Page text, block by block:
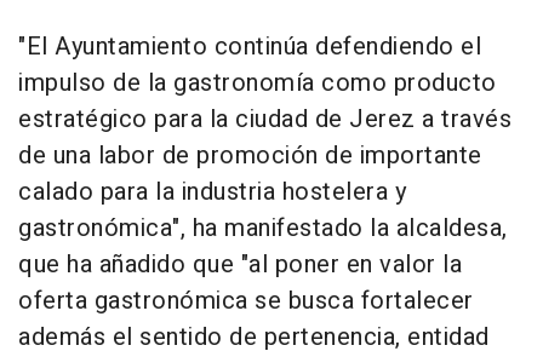
"El Ayuntamiento continúa defendiendo el
impulso de la gastronomía como producto
estratégico para la ciudad de Jerez a través
de una labor de promoción de importante
calado para la industria hostelera y
gastronómica", ha manifestado la alcaldesa,
que ha añadido que "al poner en valor la
oferta gastronómica se busca fortalecer
además el sentido de pertenencia, entidad